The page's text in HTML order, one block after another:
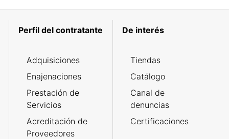
Perfil del contratante
Adquisiciones
Enajenaciones
Prestación de
Servicios
Acreditación de
Proveedores
De interés
Tiendas
Catálogo
Canal de
denuncias
Certificaciones